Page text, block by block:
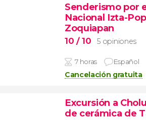
Senderismo por
Nacional Izta-
Zoquiapan
10 / 10 5 opiniones
7 horas Español
Cancelación gratuita
Excursión a
de cerámica de